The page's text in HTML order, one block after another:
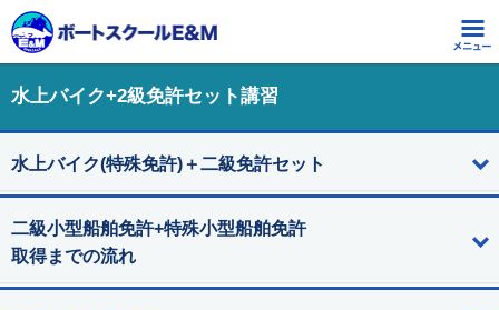
水上バイク+2級免許セット講習
水上バイク(特殊免許)＋二級免許セット
二級小型船舶免許+特殊小型船舶免許
取得までの流れ